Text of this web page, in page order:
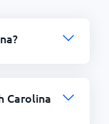
Carolina